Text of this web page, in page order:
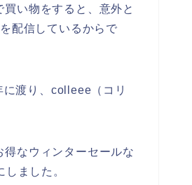
い物をすると、意外と
配信しているからで
渡り、colleee（コリ
なウィンターセールな
ました。